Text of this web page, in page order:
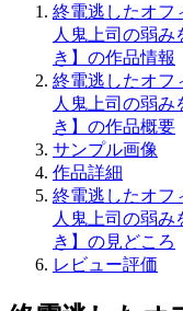
終電逃したオフ
人鬼上司の弱
き】の作品情報
終電逃したオフ
人鬼上司の弱
き】の作品概要
サンプル画像
作品詳細
終電逃したオフ
人鬼上司の弱
き】の見どころ
レビュー評価